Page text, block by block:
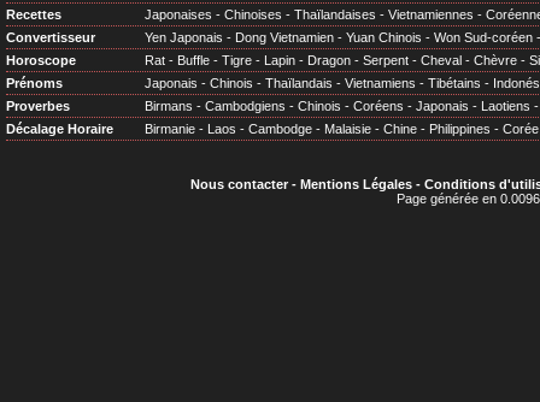
Recettes
Japonaises - Chinoises - Thaïlandaises - Vietnamiennes -
Convertisseur
Yen Japonais - Dong Vietnamien - Yuan Chinois - Won Sud-coréen
Horoscope
Rat - Buffle - Tigre - Lapin - Dragon - Serpent - Cheval - Chèvre -
Prénoms
Japonais - Chinois - Thaïlandais - Vietnamiens - Tibétains -
Proverbes
Birmans - Cambodgiens - Chinois - Coréens - Japonais - Laotiens
Décalage Horaire
Birmanie - Laos - Cambodge - Malaisie - Chine - Philippines - Corée
Nous contacter- Mentions Légales- Conditions
Page générée en